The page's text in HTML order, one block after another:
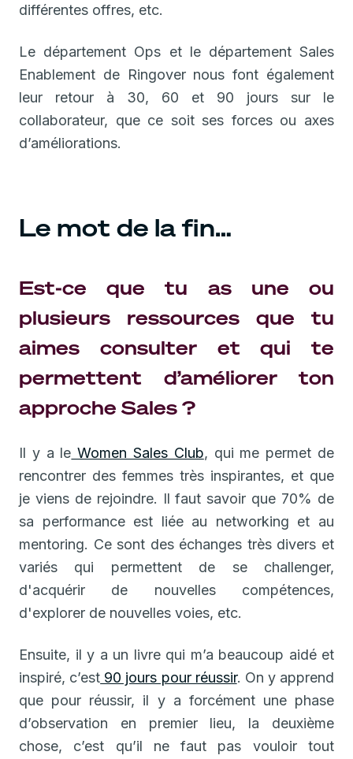
différentes offres, etc.
Le département Ops et le département Sales
Enablement de Ringover nous font également
leur retour à 30, 60 et 90 jours sur le
collaborateur, que ce soit ses forces ou axes
d’améliorations.
Le mot de la fin…
Est-ce que tu as une ou
plusieurs ressources que tu
aimes consulter et qui te
permettent d’améliorer ton
approche Sales ?
Il y a le Women Sales Club, qui me permet de
rencontrer des femmes très inspirantes, et que
je viens de rejoindre. Il faut savoir que 70% de
sa performance est liée au networking et au
mentoring. Ce sont des échanges très divers et
variés qui permettent de se challenger,
d'acquérir de nouvelles compétences,
d'explorer de nouvelles voies, etc.
Ensuite, il y a un livre qui m’a beaucoup aidé et
inspiré, c’est 90 jours pour réussir. On y apprend
que pour réussir, il y a forcément une phase
d’observation en premier lieu, la deuxième
chose, c’est qu’il ne faut pas vouloir tout